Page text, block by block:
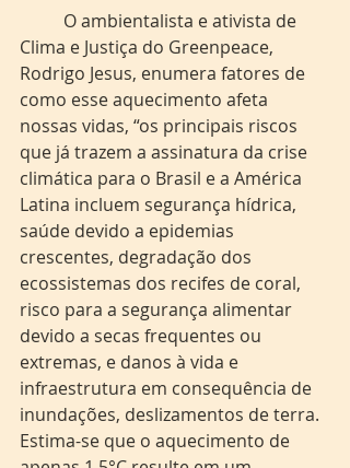
Clima e Justiça do Greenpeace,
Rodrigo Jesus, enumera fatores de
como esse aquecimento afeta
nossas vidas, “os principais riscos
que já trazem a assinatura da crise
climática para o Brasil e a América
Latina incluem segurança hídrica,
saúde devido a epidemias
crescentes, degradação dos
ecossistemas dos recifes de coral,
risco para a segurança alimentar
devido a secas frequentes ou
extremas, e danos à vida e
infraestrutura em consequência de
inundações, deslizamentos de terra.
Estima-se que o aquecimento de